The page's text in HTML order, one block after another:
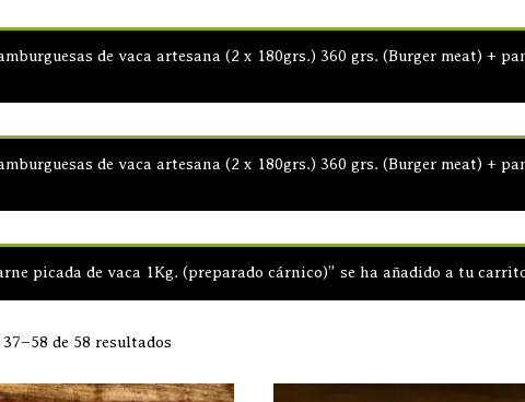
de vaca artesana (2 x 180grs.) 360 grs. (Burger meat) +
de vaca artesana (2 x 180grs.) 360 grs. (Burger meat) +
picada de vaca 1Kg. (preparado cárnico)” se ha añadido a tu
de 58 resultados